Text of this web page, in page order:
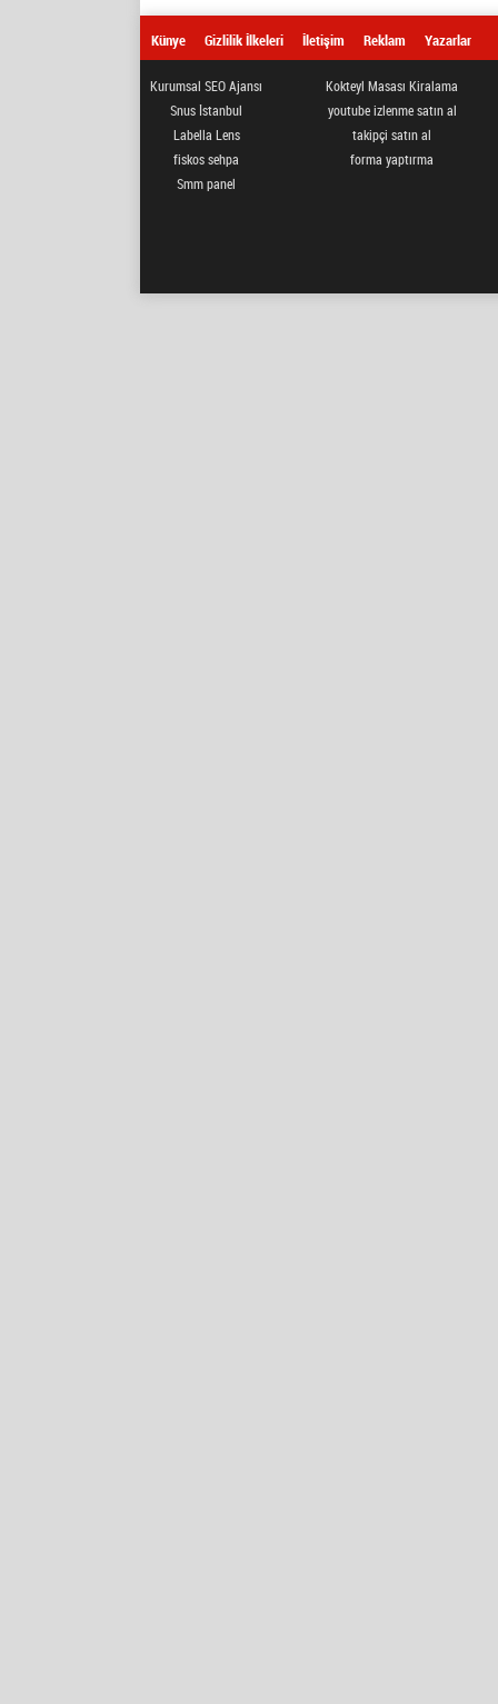
Künye Gizlilik İlkeleri İletişim Reklam Yazarlar
Kurumsal SEO Ajansı
Snus İstanbul
Labella Lens
fiskos sehpa
Smm panel
Kokteyl Masası Kiralama
youtube izlenme satın al
takipçi satın al
forma yaptırma